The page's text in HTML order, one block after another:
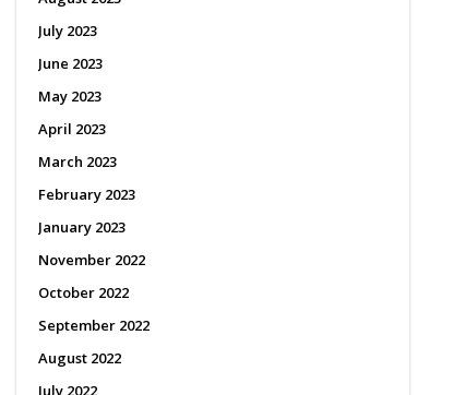
July 2023
June 2023
May 2023
April 2023
March 2023
February 2023
January 2023
November 2022
October 2022
September 2022
August 2022
July 2022